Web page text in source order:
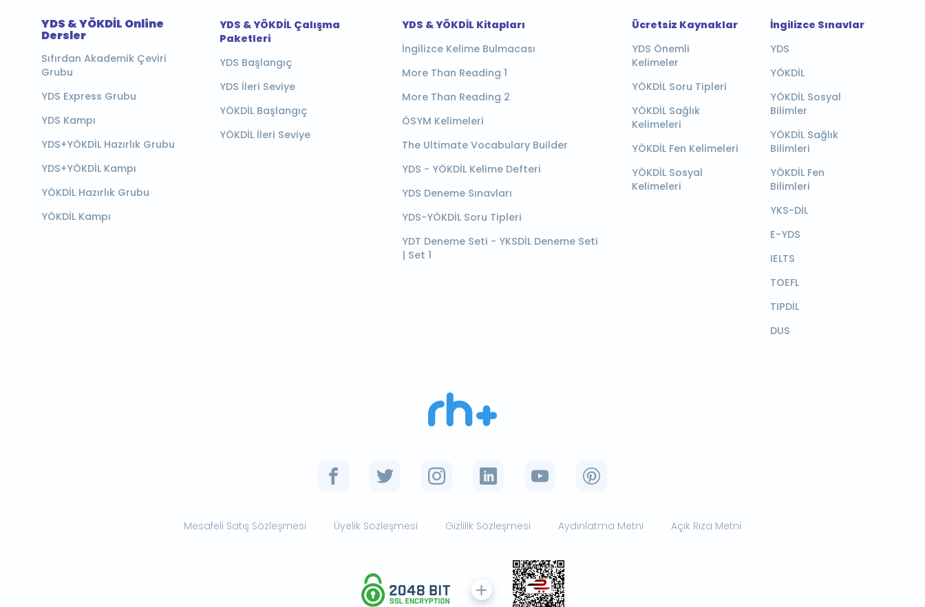
YDS & YÖKDİL Online
Dersler
Sıfırdan Akademik Çeviri
Grubu
YDS Express Grubu
YDS Kampı
YDS+YÖKDİL Hazırlık Grubu
YDS+YÖKDİL Kampı
YÖKDİL Hazırlık Grubu
YÖKDİL Kampı
YDS & YÖKDİL Çalışma
Paketleri
YDS Başlangıç
YDS İleri Seviye
YÖKDİL Başlangıç
YÖKDİL İleri Seviye
YDS & YÖKDİL Kitapları
İngilizce Kelime Bulmacası
More Than Reading 1
More Than Reading 2
ÖSYM Kelimeleri
The Ultimate Vocabulary Builder
YDS - YÖKDİL Kelime Defteri
YDS Deneme Sınavları
YDS-YÖKDİL Soru Tipleri
YDT Deneme Seti - YKSDİL Deneme Seti
| Set 1
Ücretsiz Kaynaklar
YDS Önemli
Kelimeler
YÖKDİL Soru Tipleri
YÖKDİL Sağlık
Kelimeleri
YÖKDİL Fen Kelimeleri
YÖKDİL Sosyal
Kelimeleri
İngilizce Sınavlar
YDS
YÖKDİL
YÖKDİL Sosyal
Bilimler
YÖKDİL Sağlık
Bilimleri
YÖKDİL Fen
Bilimleri
YKS-DİL
E-YDS
IELTS
TOEFL
TIPDİL
DUS
Mesafeli Satış Sözleşmesi Üyelik Sözleşmesi Gizlilik Sözleşmesi Aydınlatma Metni Açık Rıza Metni